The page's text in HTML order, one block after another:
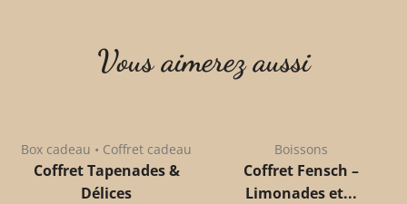
Vous aimerez aussi
Box cadeau • Coffret cadeau
Coffret Tapenades &
Délices
Boissons
Coffret Fensch –
Limonades et...